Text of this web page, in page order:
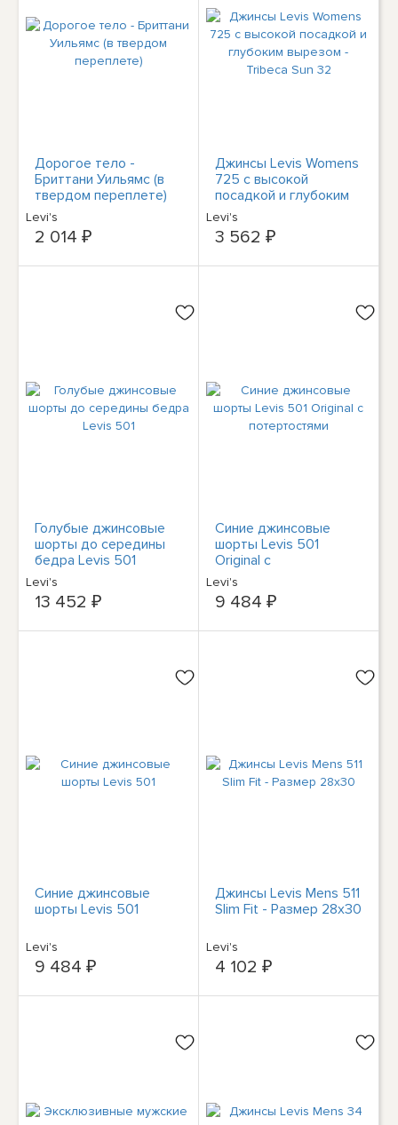
Дорогое тело -
Бриттани Уильямс (в
твердом переплете)
Levi's
2 014 ₽
Джинсы Levis Womens
725 с высокой
посадкой и глубоким
вырезом - Tribeca Sun
32
Levi's
3 562 ₽
Голубые джинсовые
шорты до середины
бедра Levis 501
Levi's
13 452 ₽
Синие джинсовые
шорты Levis 501
Original с
потертостями
Levi's
9 484 ₽
Синие джинсовые
шорты Levis 501
Levi's
9 484 ₽
Джинсы Levis Mens 511
Slim Fit - Размер 28x30
Levi's
4 102 ₽